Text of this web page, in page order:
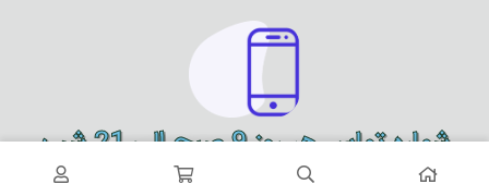
شماره تماس هر روز 9 صبح الی 21 شب